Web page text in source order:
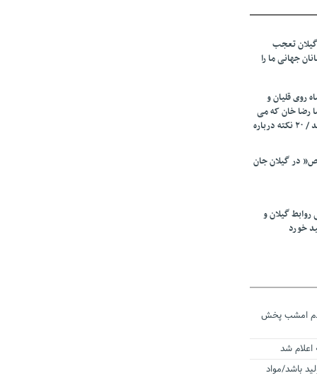
حمایتی
مشخص شد
از مراجع رسمی
ایران و
کشاورزان
تعجب
جهانی ما را
روی قلیان و
رضا خان که می
رفت همه شاد بودند / ۲۰ نکته درباره
در گیلان جان
روابط گیلان و
خورد
امشب پخش
شد
باشد/مواد